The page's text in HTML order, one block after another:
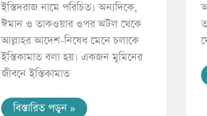
ইস্তিদরাজ নামে পরিচিত। অন্যদিকে,
ঈমান ও তাকওয়ার ওপর অটল থেকে
আল্লাহর আদেশ-নিষেধ মেনে চলাকে
ইস্তিকামাত বলা হয়। একজন মুমিনের
জীবনে ইস্তিকামাত
বিস্তারিত পডুন »